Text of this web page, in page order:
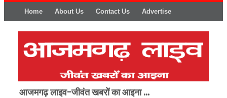
Home About Us Contact Us Advertise
आजमगढ़ लाइव-जीवंत खबरों का आइना ...